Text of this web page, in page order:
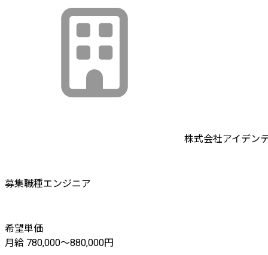
株式会社アイデン
募集職種エンジニア
希望単価
月給 780,000〜880,000円